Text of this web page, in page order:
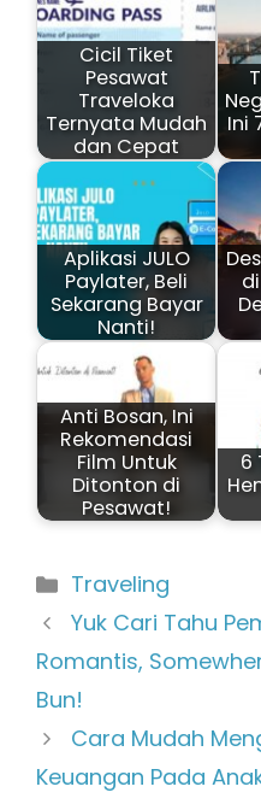
Cicil Tiket
Pesawat
Traveloka
Ternyata Mudah
dan Cepat
Ini
Aplikasi JULO
Paylater, Beli
Sekarang Bayar
Nanti!
Anti Bosan, Ini
Rekomendasi
Film Untuk
Ditonton di
Pesawat!
6
Kategori
Traveling
Yuk Cari Tahu
Romantis,
Bun!
Cara Mudah
Keuangan Pada